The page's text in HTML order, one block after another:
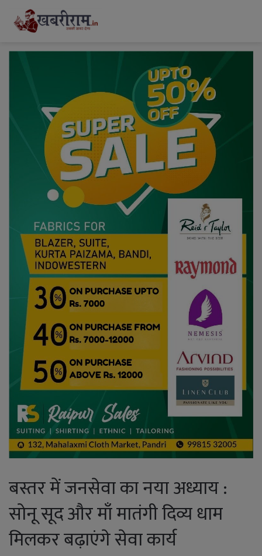
बस्तर में जनसेवा का नया अध्याय :
सोनू सूद और माँ मातंगी दिव्य धाम
मिलकर बढ़ाएंगे सेवा कार्य